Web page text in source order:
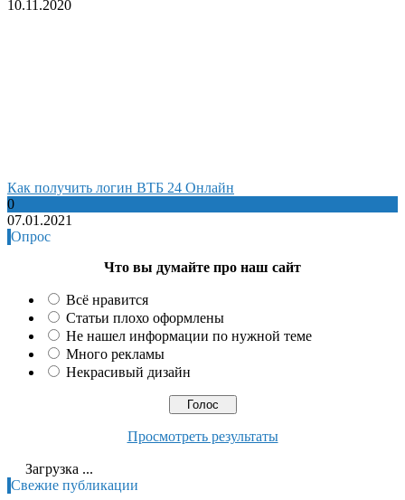
10.11.2020
Как получить логин ВТБ 24 Онлайн
0
07.01.2021
Опрос
Что вы думайте про наш сайт
Всё нравится
Статьи плохо оформлены
Не нашел информации по нужной теме
Много рекламы
Некрасивый дизайн
Просмотреть результаты
Загрузка ...
Свежие публикации